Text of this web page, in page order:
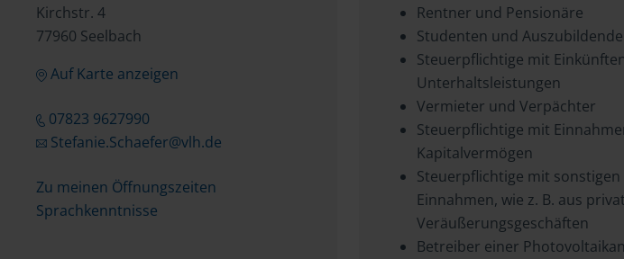
Kirchstr. 4
77960 Seelbach
Auf Karte anzeigen
07823 9627990
Stefanie.Schaefer@vlh.de
Zu meinen Öffnungszeiten
Sprachkenntnisse
Rentner und Pensionäre
Studenten und Auszubildende
Steuerpflichtige mit
Unterhaltsleistungen
Vermieter und Verpächter
Steuerpflichtige mit
Kapitalvermögen
Steuerpflichtige mit sonstigen
Einnahmen, wie z. B. aus
Veräußerungsgeschäften
Betreiber einer